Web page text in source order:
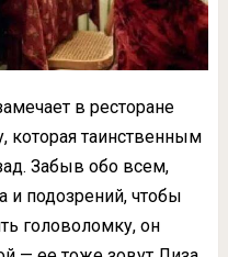
в ресторане
таинственным
Забыв обо всем,
и подозрений, чтобы
головоломку, он